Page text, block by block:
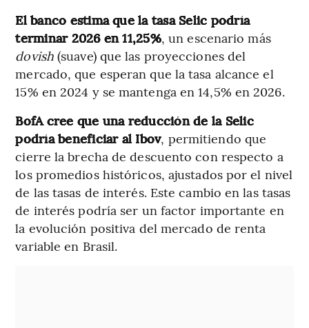
El banco estima que la tasa Selic podría
terminar 2026 en 11,25%, un escenario más
dovish(suave) que las proyecciones del
mercado, que esperan que la tasa alcance el
15% en 2024 y se mantenga en 14,5% en 2026.
BofA cree que una reducción de la Selic
podría beneficiar al Ibov, permitiendo que
cierre la brecha de descuento con respecto a
los promedios históricos, ajustados por el nivel
de las tasas de interés. Este cambio en las tasas
de interés podría ser un factor importante en
la evolución positiva del mercado de renta
variable en Brasil.